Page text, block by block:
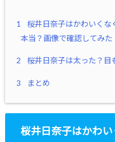
1
桜井日奈子はかわいくな
本当？画像で確認してみた
2 桜井日奈子は太った？目
3 まとめ
桜井日奈子はかわ